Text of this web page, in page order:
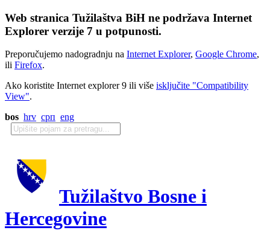
Web stranica Tužilaštva BiH ne podržava Internet
Explorer verzije 7 u potpunosti.
Preporučujemo nadogradnju na Internet Explorer, Google Chrome,
ili Firefox.
Ako koristite Internet explorer 9 ili više isključite "Compatibility
View".
bos hrv срп eng
Tužilaštvo Bosne i
Hercegovine